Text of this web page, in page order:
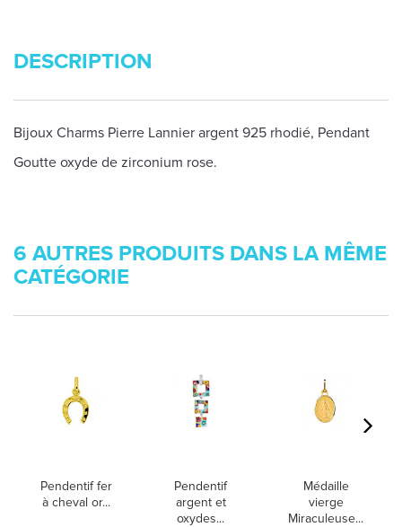
DESCRIPTION
Bijoux Charms Pierre Lannier argent 925 rhodié, Pendant
Goutte oxyde de zirconium rose.
6 AUTRES PRODUITS DANS LA MÊME
CATÉGORIE
Pendentif fer
à cheval or...
Pendentif
argent et
oxydes...
Médaille
vierge
Miraculeuse...